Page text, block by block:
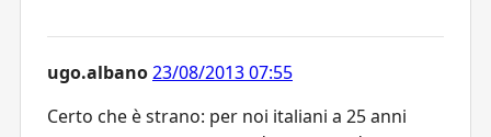
ugo.albano23/08/2013 07:55
Certo che è strano: per noi italiani a 25 anni